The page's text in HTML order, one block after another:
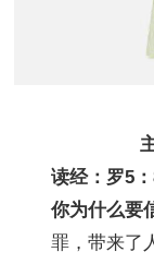
读经：罗5：
你为什么要
罪，带来了人